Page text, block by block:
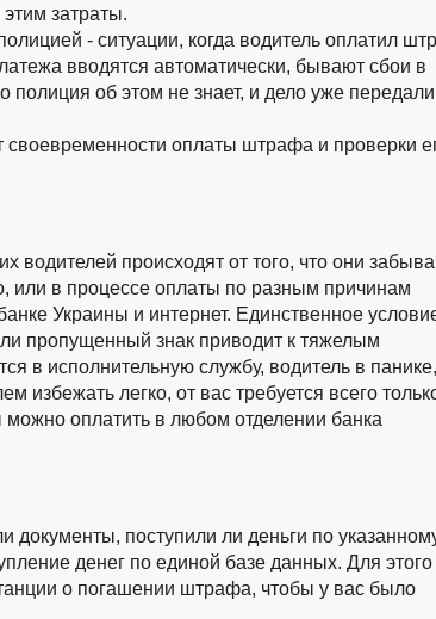
затраты.
- ситуации, когда водитель оплатил
вводятся автоматически, бывают сбои в
об этом не знает, и дело уже
своевременности оплаты штрафа и проверки
водителей происходят от того, что они
или в процессе оплаты по разным причинам
Украины и интернет. Единственное
пропущенный знак приводит к тяжелым
в исполнительную службу, водитель в
избежать легко, от вас требуется всего
оплатить в любом отделении банка
поступили ли деньги по
денег по единой базе данных. Для этого
о погашении штрафа, чтобы у вас было